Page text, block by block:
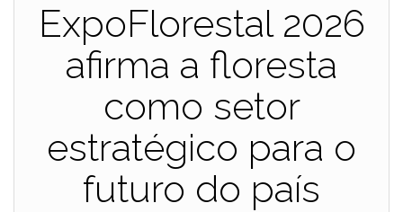
ExpoFlorestal 2026
afirma a floresta
como setor
estratégico para o
futuro do país